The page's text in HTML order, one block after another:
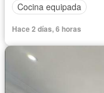
Cocina equipada
Hace 2 días, 6 horas